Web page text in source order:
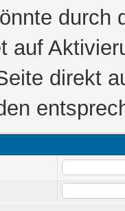
durch
auf
direkt